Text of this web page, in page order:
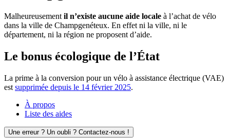
Malheureusement il n’existe aucune aide locale à l’achat de vélo
dans la ville de Champgenéteux. En effet ni la ville, ni le
département, ni la région ne proposent d’aide.
Le bonus écologique de l’État
La prime à la conversion pour un vélo à assistance électrique (VAE)
est supprimée depuis le 14 février 2025.
À propos
Liste des aides
Une erreur ? Un oubli ? Contactez-nous !